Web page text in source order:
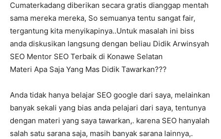
Cumaterkadang diberikan secara gratis dianggap mentah
sama mereka mereka, So semuanya tentu sangat fair,
tergantung kita menyikapinya..Untuk masalah ini biss
anda diskusikan langsung dengan beliau Didik Arwinsyah
SEO Mentor SEO Terbaik di Konawe Selatan
Materi Apa Saja Yang Mas Didik Tawarkan???
Anda tidak hanya belajar SEO google dari saya, melainkan
banyak sekali yang bias anda pelajari dari saya, tentunya
dengan materi yang saya tawarkan,. karena SEO hanyalah
salah satu sarana saja, masih banyak sarana lainnya,.